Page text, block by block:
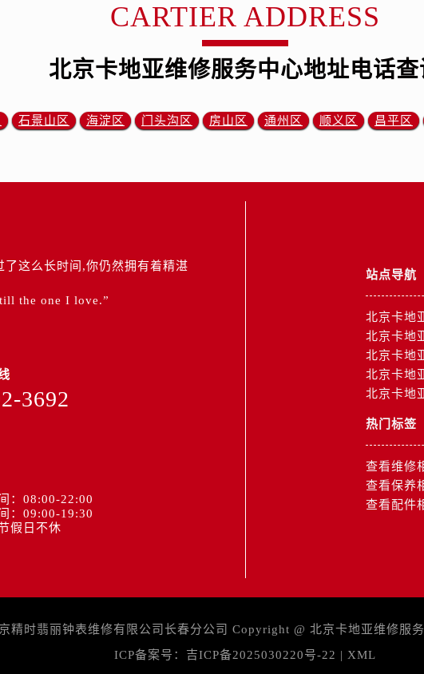
CARTIER ADDRESS
北京卡地亚维修服务中心地址电话查
石景山区 海淀区 门头沟区 房山区 通州区 顺义区 昌平区
了这么长时间,你仍然拥有着精湛
the one I love.”
3692
：08:00-22:00
：09:00-19:30
假日不休
站点导航
北京卡地
北京卡地
北京卡地
北京卡地
北京卡地
热门标签
查看维修
查看保养
查看配件
精时翡丽钟表维修有限公司长春分公司 Copyright @ 北京卡地亚维修服
ICP备案号： 吉ICP备2025030220号-22 | XML